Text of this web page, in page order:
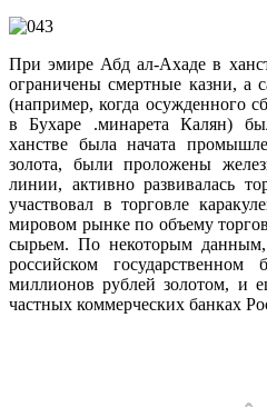
При эмире Абд ал-Ахаде в
ограничены смертные казни, а
(например, когда осужденного
в Бухаре .минарета Калян)
ханстве была начата
золота, были проложены
линии, активно развивалась
участвовал в торговле
мировом рынке по объему
сырьем. По некоторым
российском
миллионов рублей золотом,
частных коммерческих банках